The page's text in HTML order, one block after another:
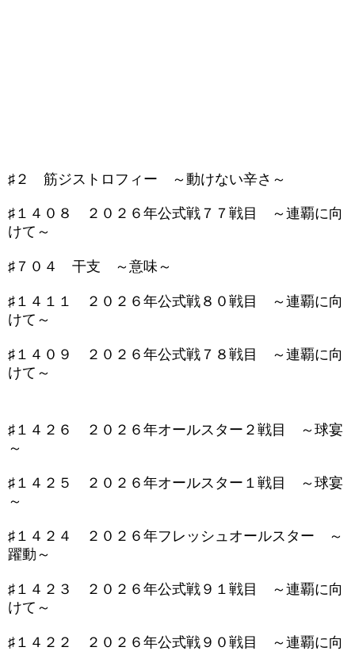
♯２ 筋ジストロフィー ～動けない辛さ～
♯１４０８ ２０２６年公式戦７７戦目 ～連覇に向
けて～
♯７０４ 干支 ～意味～
♯１４１１ ２０２６年公式戦８０戦目 ～連覇に向
けて～
♯１４０９ ２０２６年公式戦７８戦目 ～連覇に向
けて～
♯１４２６ ２０２６年オールスター２戦目 ～球宴
～
♯１４２５ ２０２６年オールスター１戦目 ～球宴
～
♯１４２４ ２０２６年フレッシュオールスター ～
躍動～
♯１４２３ ２０２６年公式戦９１戦目 ～連覇に向
けて～
♯１４２２ ２０２６年公式戦９０戦目 ～連覇に向